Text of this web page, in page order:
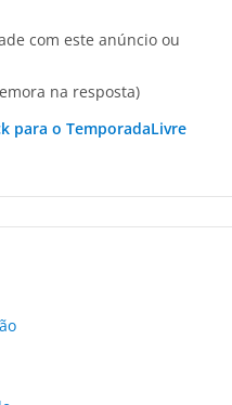
com este anúncio ou
na resposta)
para o TemporadaLivre